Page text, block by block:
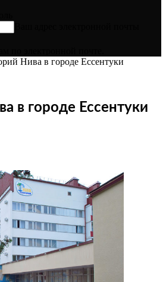
Нива в городе Ессентуки
в городе Ессентуки